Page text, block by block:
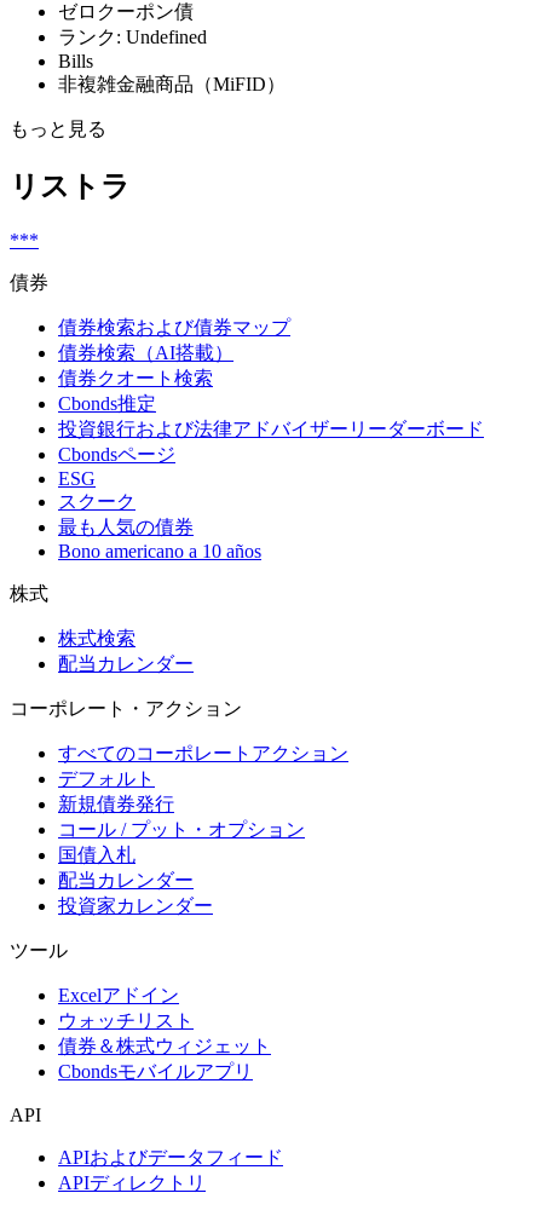
ゼロクーポン債
ランク: Undefined
Bills
非複雑金融商品（MiFID）
もっと見る
リストラ
***
債券
債券検索および債券マップ
債券検索（AI搭載）
債券クオート検索
Cbonds推定
投資銀行および法律アドバイザーリーダーボード
Cbondsページ
ESG
スクーク
最も人気の債券
Bono americano a 10 años
株式
株式検索
配当カレンダー
コーポレート・アクション
すべてのコーポレートアクション
デフォルト
新規債券発行
コール / プット・オプション
国債入札
配当カレンダー
投資家カレンダー
ツール
Excelアドイン
ウォッチリスト
債券＆株式ウィジェット
Cbondsモバイルアプリ
API
APIおよびデータフィード
APIディレクトリ